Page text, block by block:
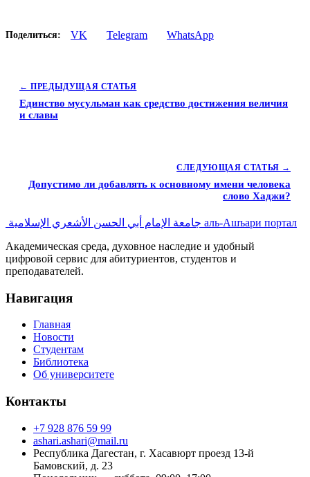
Поделиться: VK Telegram WhatsApp
← ПРЕДЫДУЩАЯ СТАТЬЯ
Единство мусульман как средство достижения величия
и славы
СЛЕДУЮЩАЯ СТАТЬЯ →
Допустимо ли добавлять к основному имени человека
слово Хаджи?
جامعة الإمام أبي الحسن الأشعري الإسلامية аль-Ашъари портал
Академическая среда, духовное наследие и удобный
цифровой сервис для абитуриентов, студентов и
преподавателей.
Навигация
Главная
Новости
Студентам
Библиотека
Об университете
Контакты
+7 928 876 59 99
ashari.ashari@mail.ru
Республика Дагестан, г. Хасавюрт проезд 13-й
Бамовский, д. 23